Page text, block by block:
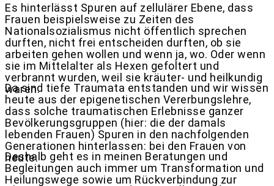
Es hinterlässt Spuren auf zellulärer Ebene, dass
Frauen beispielsweise zu Zeiten des
Nationalsozialismus nicht öffentlich sprechen
durften, nicht frei entscheiden durften, ob sie
arbeiten gehen wollen und wenn ja, wo. Oder wenn
sie im Mittelalter als Hexen gefoltert und
verbrannt wurden, weil sie kräuter- und heilkundig
waren.
Da sind tiefe Traumata entstanden und wir wissen
heute aus der epigenetischen Vererbungslehre,
dass solche traumatischen Erlebnisse ganzer
Bevölkerungsgruppen (hier: die der damals
lebenden Frauen) Spuren in den nachfolgenden
Generationen hinterlassen: bei den Frauen von
heute.
Deshalb geht es in meinen Beratungen und
Begleitungen auch immer um Transformation und
Heilungswege sowie um Rückverbindung zur